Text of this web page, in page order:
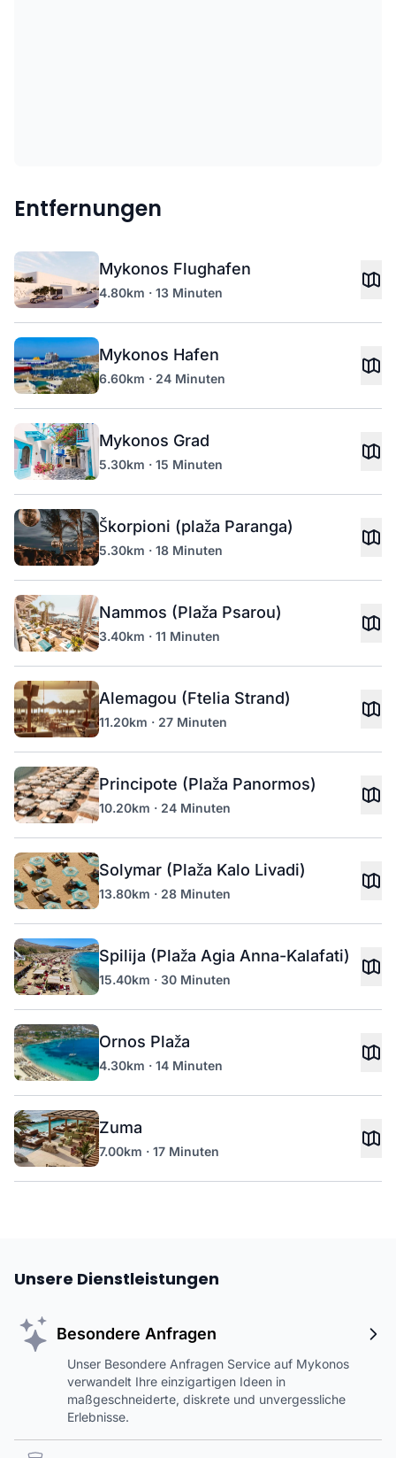
Entfernungen
Mykonos Flughafen
4.80km · 13 Minuten
Mykonos Hafen
6.60km · 24 Minuten
Mykonos Grad
5.30km · 15 Minuten
Škorpioni (plaža Paranga)
5.30km · 18 Minuten
Nammos (Plaža Psarou)
3.40km · 11 Minuten
Alemagou (Ftelia Strand)
11.20km · 27 Minuten
Principote (Plaža Panormos)
10.20km · 24 Minuten
Solymar (Plaža Kalo Livadi)
13.80km · 28 Minuten
Spilija (Plaža Agia Anna-Kalafati)
15.40km · 30 Minuten
Ornos Plaža
4.30km · 14 Minuten
Zuma
7.00km · 17 Minuten
Unsere Dienstleistungen
Besondere Anfragen
Unser Besondere Anfragen Service auf Mykonos
verwandelt Ihre einzigartigen Ideen in
maßgeschneiderte, diskrete und unvergessliche
Erlebnisse.